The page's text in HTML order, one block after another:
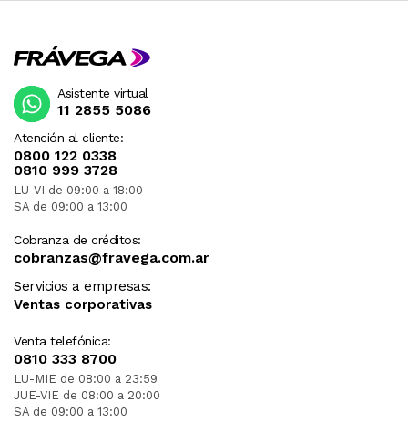
Atención al cliente:
0800 122 0338
0810 999 3728
LU-VI de 09:00 a 18:00
SA de 09:00 a 13:00
Cobranza de créditos:
cobranzas@fravega.com.ar
Servicios a empresas:
Ventas corporativas
Venta telefónica:
0810 333 8700
LU-MIE de 08:00 a 23:59
JUE-VIE de 08:00 a 20:00
SA de 09:00 a 13:00
Asistente virtual
11 2855 5086